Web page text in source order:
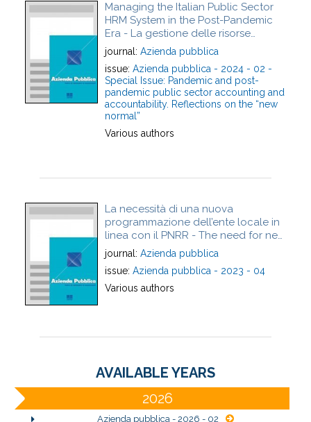
Managing the Italian Public Sector
HRM System in the Post-Pandemic
Era - La gestione delle risorse
umane nella PA locale nel periodo
post-covid
journal: Azienda pubblica
issue: Azienda pubblica - 2024 - 02 -
Special Issue: Pandemic and post-
pandemic public sector accounting and
accountability. Reflections on the “new
normal”
Various authors
La necessità di una nuova
programmazione dell’ente locale in
linea con il PNRR - The need for new
local authority planning in line with
the PNRR
journal: Azienda pubblica
issue: Azienda pubblica - 2023 - 04
Various authors
AVAILABLE YEARS
2026
Azienda pubblica - 2026 - 02